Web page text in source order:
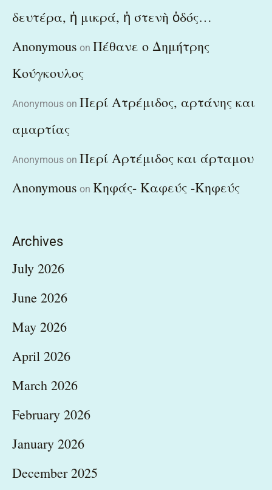
δευτέρα, ἡ μικρά, ἡ στενὴ ὁδός…
Anonymous on Πέθανε ο Δημήτρης
Κούγκουλος
Anonymous on Περί Ατρέμιδος, αρτάνης και
αμαρτίας
Anonymous on Περί Αρτέμιδος και άρταμου
Anonymous on Κηφάς- Καφεύς -Κηφεύς
Archives
July 2026
June 2026
May 2026
April 2026
March 2026
February 2026
January 2026
December 2025